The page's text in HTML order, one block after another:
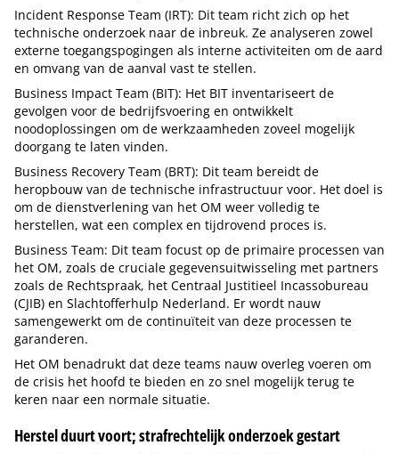
Incident Response Team (IRT): Dit team richt zich op het
technische onderzoek naar de inbreuk. Ze analyseren zowel
externe toegangspogingen als interne activiteiten om de aard
en omvang van de aanval vast te stellen.
Business Impact Team (BIT): Het BIT inventariseert de
gevolgen voor de bedrijfsvoering en ontwikkelt
noodoplossingen om de werkzaamheden zoveel mogelijk
doorgang te laten vinden.
Business Recovery Team (BRT): Dit team bereidt de
heropbouw van de technische infrastructuur voor. Het doel is
om de dienstverlening van het OM weer volledig te
herstellen, wat een complex en tijdrovend proces is.
Business Team: Dit team focust op de primaire processen van
het OM, zoals de cruciale gegevensuitwisseling met partners
zoals de Rechtspraak, het Centraal Justitieel Incassobureau
(CJIB) en Slachtofferhulp Nederland. Er wordt nauw
samengewerkt om de continuïteit van deze processen te
garanderen.
Het OM benadrukt dat deze teams nauw overleg voeren om
de crisis het hoofd te bieden en zo snel mogelijk terug te
keren naar een normale situatie.
Herstel duurt voort; strafrechtelijk onderzoek gestart